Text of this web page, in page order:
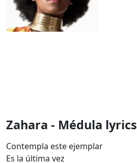
Zahara - Médula lyrics
Contempla este ejemplar
Es la última vez